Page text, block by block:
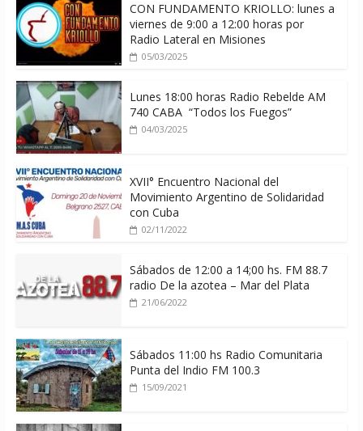
CON FUNDAMENTO KRIOLLO: lunes a
viernes de 9:00 a 12:00 horas por
Radio Lateral en Misiones
05/03/2025
Lunes 18:00 horas Radio Rebelde AM
740 CABA “Todos los Fuegos”
04/03/2025
XVII° Encuentro Nacional del
Movimiento Argentino de Solidaridad
con Cuba
02/11/2022
Sábados de 12:00 a 14;00 hs. FM 88.7
radio De la azotea – Mar del Plata
21/06/2022
Sábados 11:00 hs Radio Comunitaria
Punta del Indio FM 100.3
15/09/2021